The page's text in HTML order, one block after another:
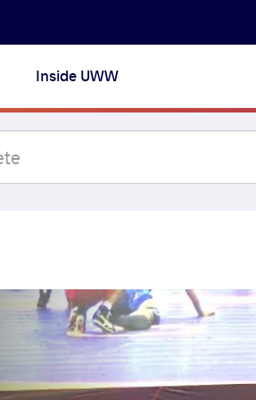
Inside UWW